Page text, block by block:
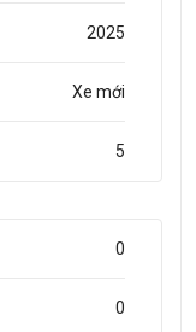
2025
Xe mới
5
0
0